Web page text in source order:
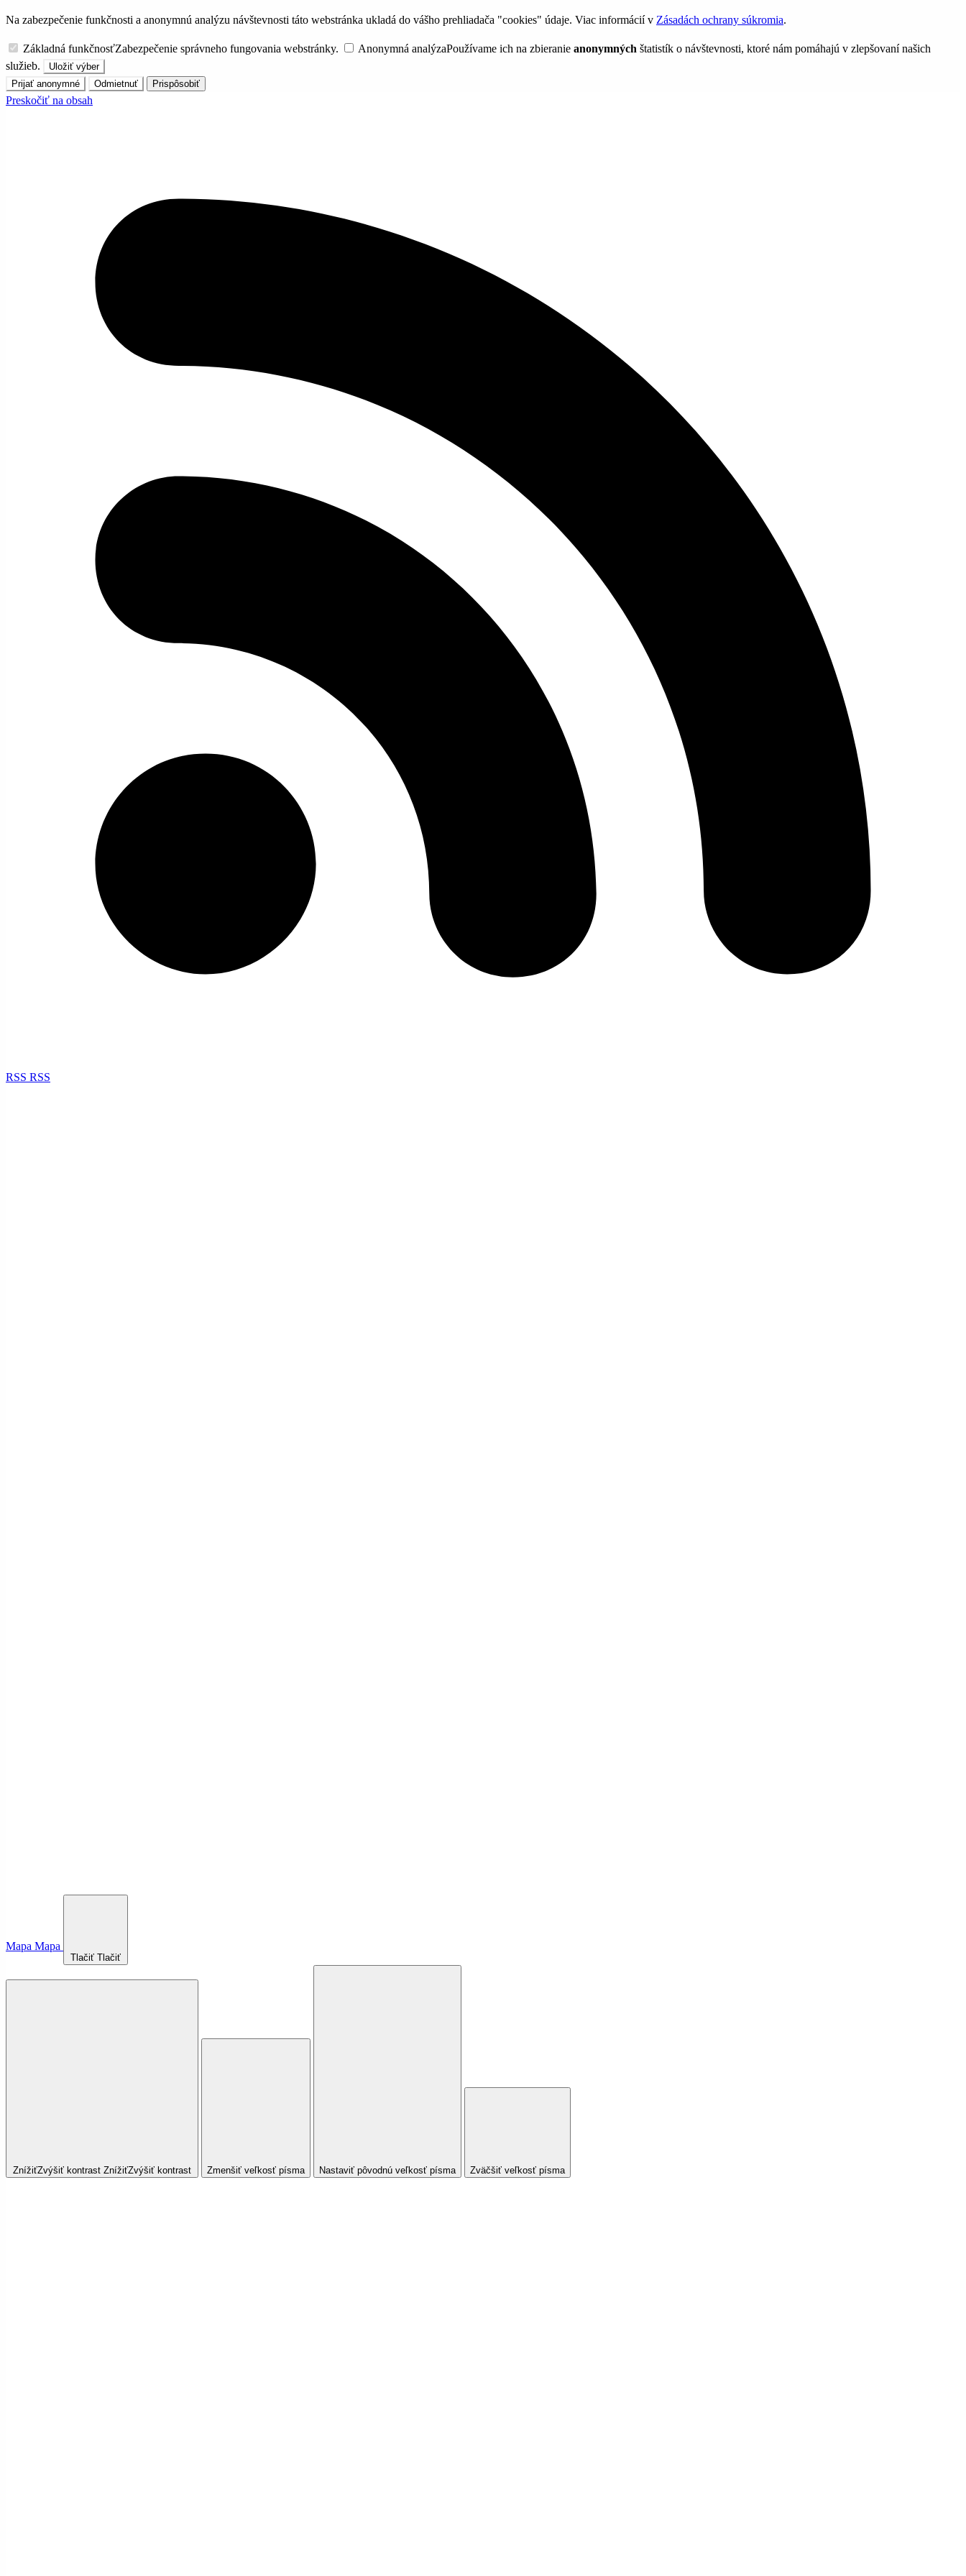
Na zabezpečenie funkčnosti a anonymnú analýzu návštevnosti táto webstránka ukladá do vášho prehliadača "cookies" údaje. Viac informácií v Zásadách ochrany súkromia.
Základná funkčnosťZabezpečenie správneho fungovania webstránky. Anonymná analýzaPoužívame ich na zbieranie anonymných štatistík o návštevnosti, ktoré nám pomáhajú v zlepšovaní našich
služieb.
Uložiť výber
Prijať anonymné
Odmietnuť Prispôsobiť
Preskočiť na obsah
RSS RSS
Mapa Mapa
Tlačiť Tlačiť
ZnížiťZvýšiť kontrast ZnížiťZvýšiť kontrast Zmenšiť veľkosť písma Nastaviť pôvodnú veľkosť písma Zväčšiť veľkosť písma